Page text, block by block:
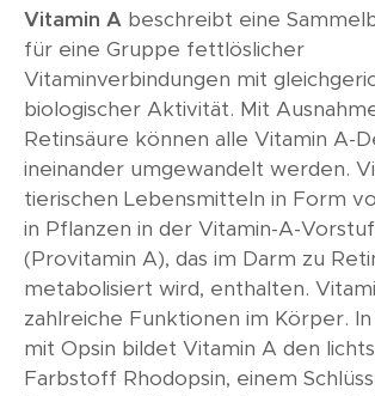
Vitamin A beschreibt eine
für eine Gruppe fettlöslicher
Vitaminverbindungen mit
biologischer Aktivität. Mit
Retinsäure können alle Vitamin A-
ineinander umgewandelt werden.
tierischen Lebensmitteln in Form
in Pflanzen in der Vitamin-A-
(Provitamin A), das im Darm zu
metabolisiert wird, enthalten.
zahlreiche Funktionen im Körper.
mit Opsin bildet Vitamin A den
Farbstoff Rhodopsin, einem